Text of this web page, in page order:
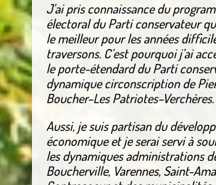
J’ai pris connaissance du
électoral du Parti conservateur
le meilleur pour les années
traversons. C’est pourquoi j’ai
le porte-étendard du Parti
dynamique circonscription de
Boucher–Les Patriotes–Verchères.
Aussi, je suis partisan du
économique et je serai servi à
les dynamiques administrations
Boucherville, Varennes, Saint-